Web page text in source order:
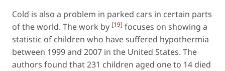
Cold is also a problem in parked cars in certain parts
of the world. The work by [19] focuses on showing a
statistic of children who have suffered hypothermia
between 1999 and 2007 in the United States. The
authors found that 231 children aged one to 14 died